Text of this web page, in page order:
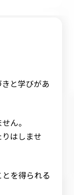
と学びがあ
ん。
はしませ
を得られる